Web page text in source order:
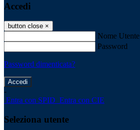
Accedi
button close ×
Nome Utente
Password
Password dimenticata?
-
Entra con SPID Entra con CIE
Seleziona utente